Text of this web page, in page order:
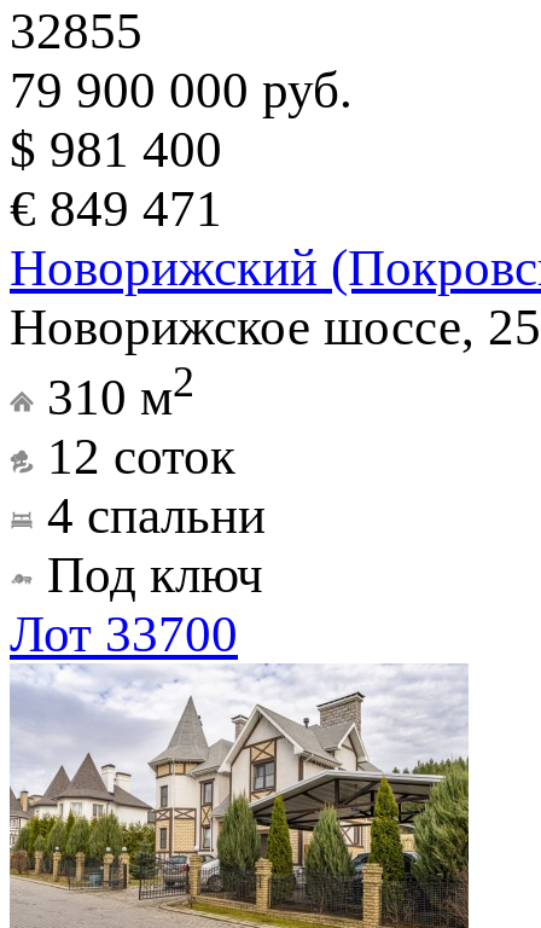
32855
79 900 000 руб.
$ 981 400
€ 849 471
Новорижский
Новорижское шоссе,
310 м2
12 соток
4 спальни
Под ключ
Лот 33700